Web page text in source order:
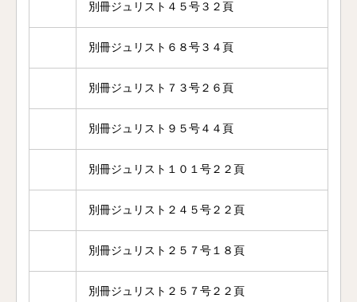
別冊ジュリスト４５号３２頁
別冊ジュリスト６８号３４頁
別冊ジュリスト７３号２６頁
別冊ジュリスト９５号４４頁
別冊ジュリスト１０１号２２頁
別冊ジュリスト２４５号２２頁
別冊ジュリスト２５７号１８頁
別冊ジュリスト２５７号２２頁